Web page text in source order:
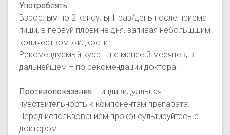
Употреблять:
Взрослым по 2 капсулы 1 раз/день после приема
пищи, в первуй плови не дня, запивая небольшшим
количеством жидкости.
Рекомендуемый курс – не менее 3 месяцев, в
дальнейшем – по рекомендации доктора.
Противопоказания – индивидуальная
чувствительность к компонентам препарата.
Перед использованием проконсультируйтесь с
доктором.